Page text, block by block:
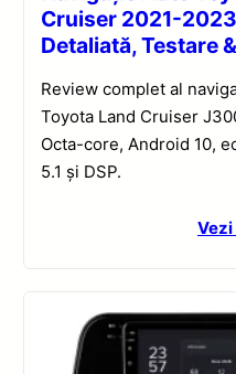
Cruiser 2021-
Detaliată, Testare
Review complet al
Toyota Land Cruiser
Octa-core, Android 10,
5.1 și DSP.